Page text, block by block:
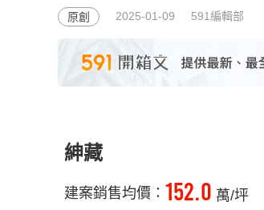
原創 2025-01-09 591編輯部
紳藏
建案銷售均價： 152.0 萬/坪